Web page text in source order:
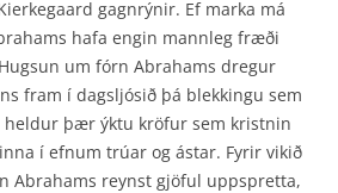
gagnrýnir. Ef marka má
hafa engin mannleg fræði
um fórn Abrahams dregur
fram í dagsljósið þá blekkingu sem
heldur þær ýktu kröfur sem kristnin
í efnum trúar og ástar. Fyrir vikið
Abrahams reynst gjöful uppspretta,